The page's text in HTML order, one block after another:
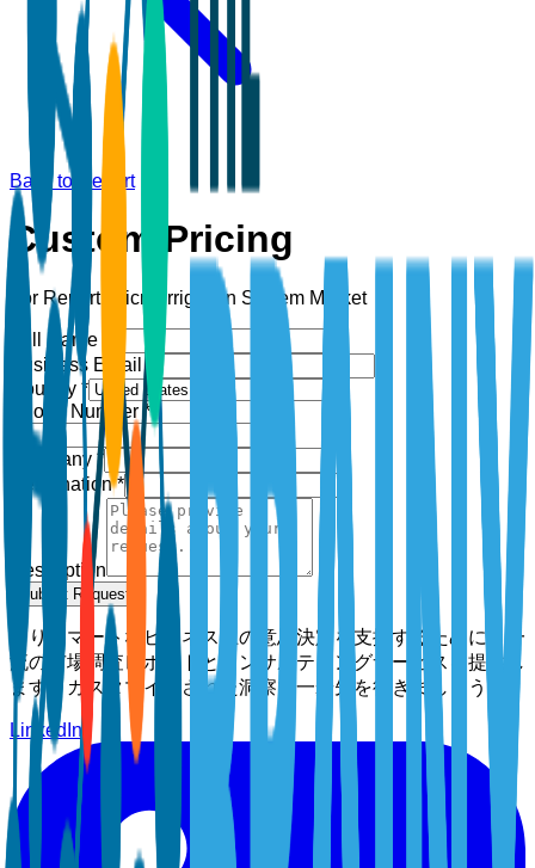
Back to Report
Custom Pricing
For Report: Micro-Irrigation System Market
Full Name *
Business Email *
Country *
Phone Number *
Company *
Designation *
Description
Submit Request
よりスマートなビジネス上の意思決定を支援するために、一
流の市場調査レポートとコンサルティングサービスを提供し
ます。カスタマイズされた洞察で一歩先を行きましょう。
LinkedIn